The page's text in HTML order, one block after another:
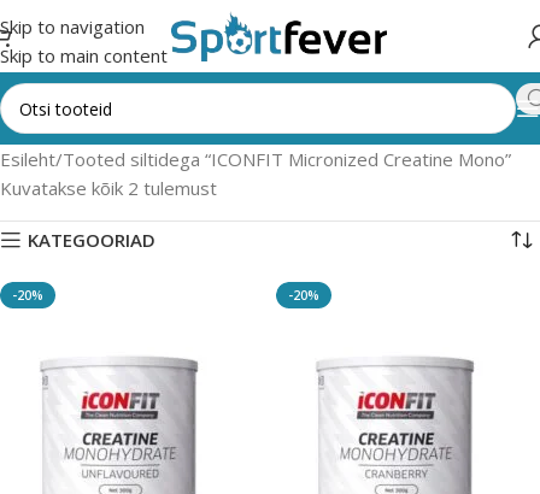
Skip to navigation
Skip to main content
Esileht Tooted siltidega “ICONFIT Micronized Creatine Mono”
Kuvatakse kõik 2 tulemust
KATEGOORIAD
-20% -20%